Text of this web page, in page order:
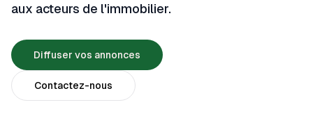
aux acteurs de l'immobilier.
Diffuser vos annonces
Contactez-nous